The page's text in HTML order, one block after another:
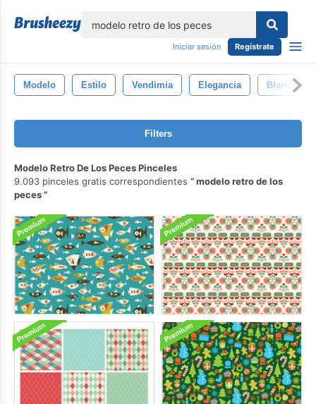
Iniciar sesión Regístrate
Modelo Estilo Vendimia Elegancia Blanco
Filters
Modelo Retro De Los Peces Pinceles
9.093 pinceles gratis correspondientes
modelo retro de los
peces